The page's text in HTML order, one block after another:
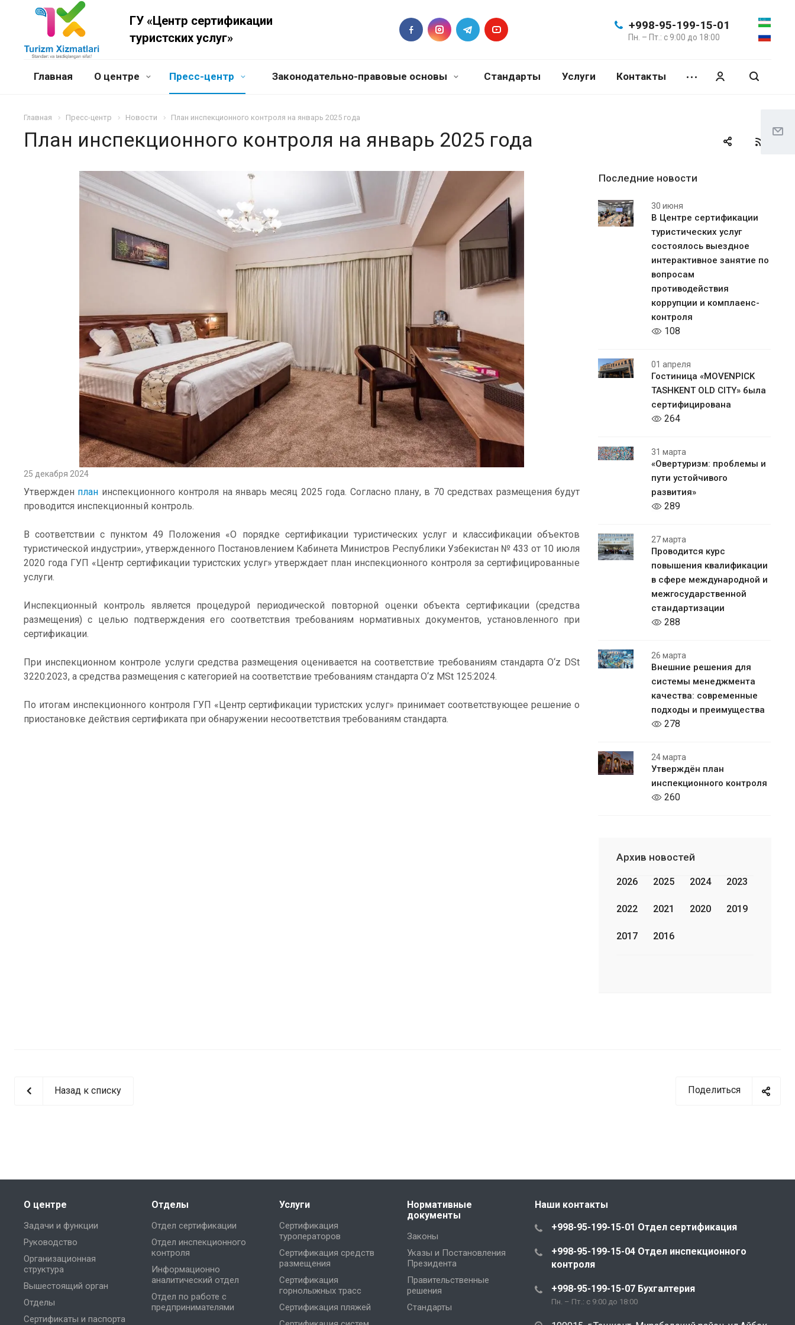
ГУ «Центр сертификации
туристских услуг»
+998-95-199-15-01
Пн. – Пт.: с 9:00 до 18:00
Главная О центре Пресс-центр Законодательно-правовые основы Стандарты Услуги Контакты
Главная Пресс-центр Новости План инспекционного контроля на январь 2025 года
План инспекционного контроля на январь 2025 года
25 декабря 2024
Утвержден план инспекционного контроля на январь месяц 2025 года. Согласно плану, в 70 средствах размещения будут
проводится инспекционный контроль.
В соответствии c пунктом 49 Положения «О порядке сертификации туристических услуг и классификации объектов
туристической индустрии», утвержденного Постановлением Кабинета Министров Республики Узбекистан № 433 от 10 июля
2020 года ГУП «Центр сертификации туристских услуг» утверждает план инспекционного контроля за сертифицированные
услуги.
Инспекционный контроль является процедурой периодической повторной оценки объекта сертификации (средства
размещения) с целью подтверждения его соответствия требованиям нормативных документов, установленного при
сертификации.
При инспекционном контроле услуги средства размещения оценивается на соответствие требованиям стандарта O‘z DSt
3220:2023, а средства размещения с категорией на соответствие требованиям стандарта O‘z MSt 125:2024.
По итогам инспекционного контроля ГУП «Центр сертификации туристских услуг» принимает соответствующее решение о
приостановке действия сертификата при обнаружении несоответствия требованиям стандарта.
Последние новости
30 июня
В Центре сертификации
туристических услуг
состоялось выездное
интерактивное занятие по
вопросам
противодействия
коррупции и комплаенс-
контроля
108
01 апреля
Гостиница «MOVENPICK
TASHKENT OLD CITY» была
сертифицирована
264
31 марта
«Овертуризм: проблемы и
пути устойчивого
развития»
289
27 марта
Проводится курс
повышения квалификации
в сфере международной и
межгосударственной
стандартизации
288
26 марта
Внешние решения для
системы менеджмента
качества: современные
подходы и преимущества
278
24 марта
Утверждён план
инспекционного контроля
260
Архив новостей
2026 2025 2024 2023
2022 2021 2020 2019
2017 2016
Поделиться
Назад к списку
О центре
Задачи и функции
Руководство
Организационная
структура
Вышестоящий орган
Отделы
Сертификаты и паспорта
Отделы
Отдел сертификации
Отдел инспекционного
контроля
Информационно
аналитический отдел
Отдел по работе с
предпринимателями
Услуги
Сертификация
туроператоров
Сертификация средств
размещения
Сертификация
горнолыжных трасс
Сертификация пляжей
Нормативные
документы
Законы
Указы и Постановления
Президента
Правительственные
решения
Стандарты
Наши контакты
+998-95-199-15-01 Отдел сертификация
+998-95-199-15-04 Отдел инспекционного
контроля
+998-95-199-15-07 Бухгалтерия
Пн. – Пт.: с 9:00 до 18:00